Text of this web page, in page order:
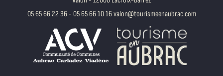
05 65 66 22 36 - 05 65 66 10 16valon@tourismeenaubrac.com